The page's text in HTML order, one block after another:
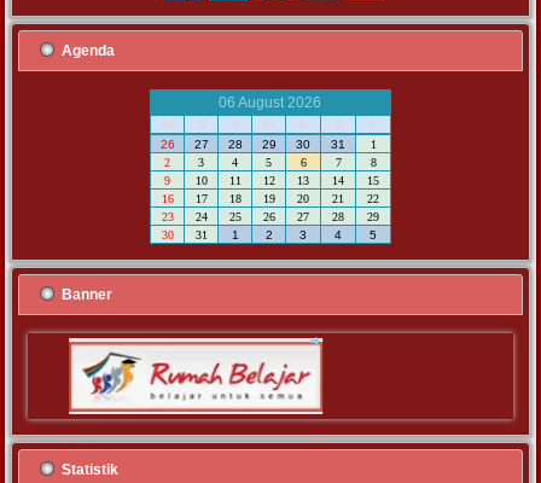
Agenda
06 August 2026
M
S S R K J S
26 27 28 29 30 31
1
2
3 4 5 6 7
8
9
10 11 12 13 14
15
16
17 18 19 20 21
22
23
24 25 26 27 28
29
30
31 1 2 3 4 5
Banner
Statistik